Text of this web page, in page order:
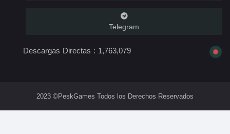
Telegram
Descargas Directas : 1,763,079
2023 ©PeskGames Todos los Derechos Reservados